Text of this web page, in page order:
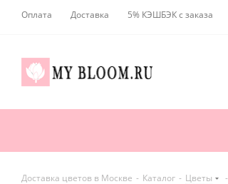
Оплата Доставка 5% КЭШБЭК с заказа
Доставка цветов в Москве - Каталог - Цветы -